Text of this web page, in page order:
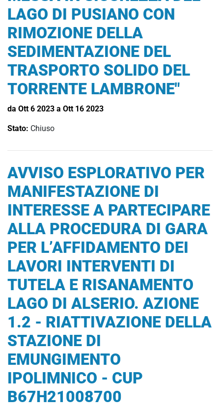
LAGO DI PUSIANO CON
RIMOZIONE DELLA
SEDIMENTAZIONE DEL
TRASPORTO SOLIDO DEL
TORRENTE LAMBRONE"
da Ott 6 2023 a Ott 16 2023
Stato: Chiuso
AVVISO ESPLORATIVO PER
MANIFESTAZIONE DI
INTERESSE A PARTECIPARE
ALLA PROCEDURA DI GARA
PER L’AFFIDAMENTO DEI
LAVORI INTERVENTI DI
TUTELA E RISANAMENTO
LAGO DI ALSERIO. AZIONE
1.2 - RIATTIVAZIONE DELLA
STAZIONE DI
EMUNGIMENTO
IPOLIMNICO - CUP
B67H21008700